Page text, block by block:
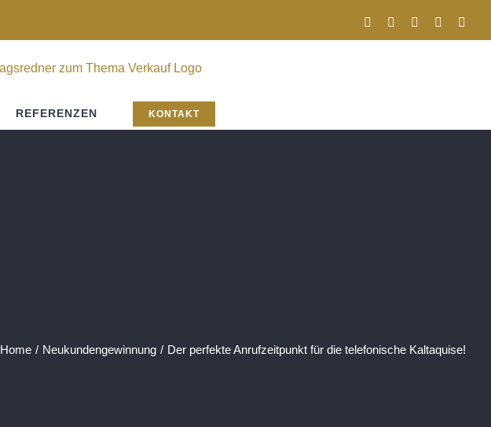
FacebookInstagramYouTubeLinkedin
REFERENZEN KONTAKT
Home / Neukundengewinnung / Der perfekte Anrufzeitpunkt für die telefonische Kaltaquise!